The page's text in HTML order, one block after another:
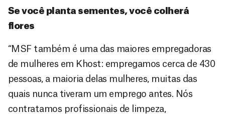
Se você planta sementes, você colherá
flores
“MSF também é uma das maiores empregadoras
de mulheres em Khost: empregamos cerca de 430
pessoas, a maioria delas mulheres, muitas das
quais nunca tiveram um emprego antes. Nós
contratamos profissionais de limpeza,